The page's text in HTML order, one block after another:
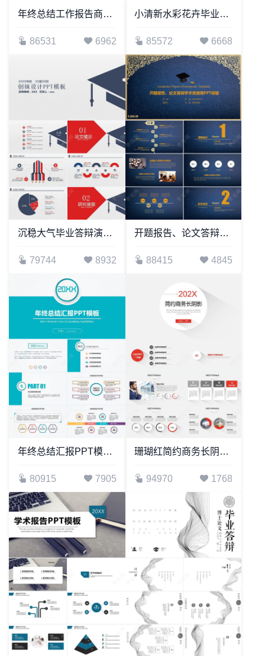
年终总结工作报告商业汇报通用PPT模板
86531 6962
小清新水彩花卉毕业答辩通用PPT模板
85572 6668
沉稳大气毕业答辩演讲辩论教育课件PPT模板
79744 8932
开题报告、论文答辩学术类通用PPT模版
88415 4845
年终总结汇报PPT模板适用年终总结新年计划工作汇报述职报告项目策划
80915 7905
珊瑚红简约商务长阴影PPT模板
94970 1768